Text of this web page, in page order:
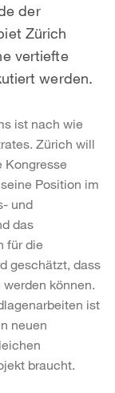
der
Zürich
vertiefte
werden.
ist nach wie
Zürich will
Kongresse
Position im
und
das
für die
geschätzt, dass
können.
ist
neuen
braucht.